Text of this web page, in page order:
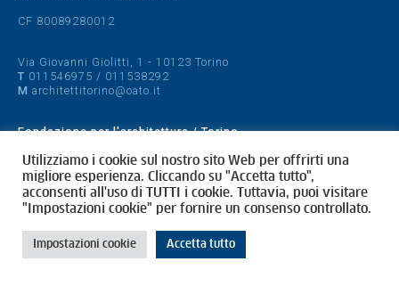
CF 80089280012
Via Giovanni Giolitti, 1 - 10123 Torino
T 011546975 / 011538292
M architettitorino@oato.it
Fondazione per l'architettura / Torino
Designed by quattrolinee.it
Cookie Policy
Privacy Policy
Utilizziamo i cookie sul nostro sito Web per offrirti una
migliore esperienza. Cliccando su "Accetta tutto",
acconsenti all'uso di TUTTI i cookie. Tuttavia, puoi visitare
"Impostazioni cookie" per fornire un consenso controllato.
Impostazioni cookie Accetta tutto